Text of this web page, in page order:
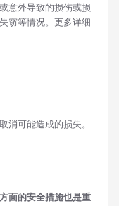
意外导致的损伤或损
窃等情况。更多详细
消可能造成的损失。
面的安全措施也是重